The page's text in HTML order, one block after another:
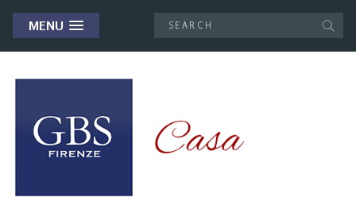
MENU